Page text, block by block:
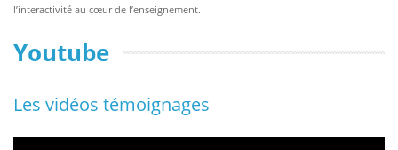
l’interactivité au cœur de l’enseignement.
Youtube
Les vidéos témoignages